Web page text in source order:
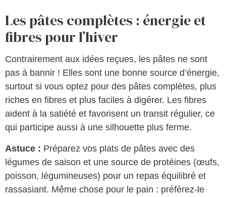
Les pâtes complètes : énergie et
fibres pour l’hiver
Contrairement aux idées reçues, les pâtes ne sont
pas à bannir ! Elles sont une bonne source d’énergie,
surtout si vous optez pour des pâtes complètes, plus
riches en fibres et plus faciles à digérer. Les fibres
aident à la satiété et favorisent un transit régulier, ce
qui participe aussi à une silhouette plus ferme.
Astuce : Préparez vos plats de pâtes avec des
légumes de saison et une source de protéines (œufs,
poisson, légumineuses) pour un repas équilibré et
rassasiant. Même chose pour le pain : préférez-le